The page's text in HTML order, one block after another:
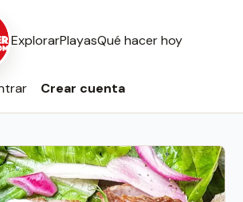
ExplorarPlayasQué hacer hoy
Crear cuenta